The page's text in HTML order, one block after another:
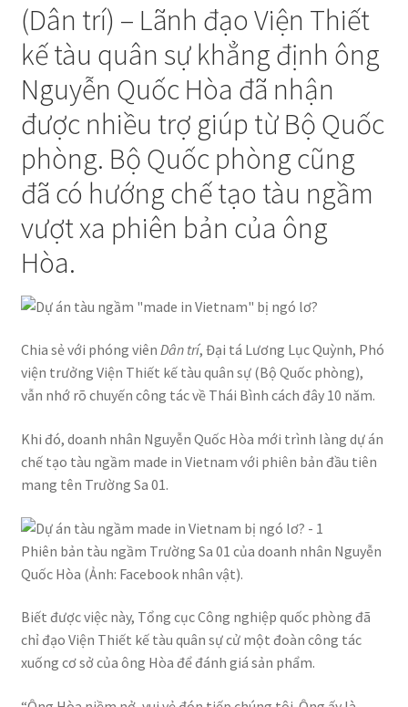
(Dân trí) – Lãnh đạo Viện Thiết
kế tàu quân sự khẳng định ông
Nguyễn Quốc Hòa đã nhận
được nhiều trợ giúp từ Bộ Quốc
phòng. Bộ Quốc phòng cũng
đã có hướng chế tạo tàu ngầm
vượt xa phiên bản của ông
Hòa.
Chia sẻ với phóng viên Dân trí, Đại tá Lương Lục Quỳnh, Phó
viện trưởng Viện Thiết kế tàu quân sự (Bộ Quốc phòng),
vẫn nhớ rõ chuyến công tác về Thái Bình cách đây 10 năm.
Khi đó, doanh nhân Nguyễn Quốc Hòa mới trình làng dự án
chế tạo tàu ngầm made in Vietnam với phiên bản đầu tiên
mang tên Trường Sa 01.
Phiên bản tàu ngầm Trường Sa 01 của doanh nhân Nguyễn
Quốc Hòa (Ảnh: Facebook nhân vật).
Biết được việc này, Tổng cục Công nghiệp quốc phòng đã
chỉ đạo Viện Thiết kế tàu quân sự cử một đoàn công tác
xuống cơ sở của ông Hòa để đánh giá sản phẩm.